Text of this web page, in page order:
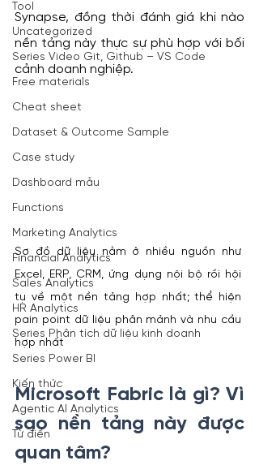
Tool
Uncategorized
Series Video Git, Github – VS Code
Free materials
Cheat sheet
Dataset & Outcome Sample
Case study
Dashboard mẫu
Functions
Marketing Analytics
Financial Analytics
Sales Analytics
HR Analytics
Series Phân tích dữ liệu kinh doanh
Series Power BI
Kiến thức
Agentic AI Analytics
Từ điển
Synapse, đồng thời đánh giá khi nào
nền tảng này thực sự phù hợp với bối
cảnh doanh nghiệp.
Sơ đồ dữ liệu nằm ở nhiều nguồn như
Excel, ERP, CRM, ứng dụng nội bộ rồi hội
tụ về một nền tảng hợp nhất; thể hiện
pain point dữ liệu phân mảnh và nhu cầu
hợp nhất
Microsoft Fabric là gì? Vì
sao nền tảng này được
quan tâm?